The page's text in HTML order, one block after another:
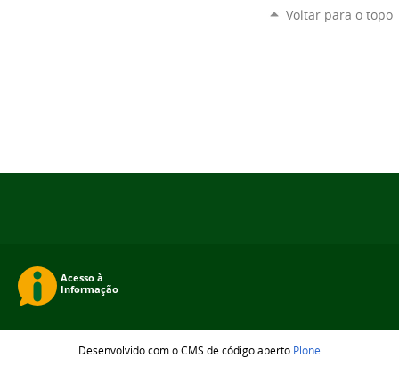
Voltar para o topo
Desenvolvido com o CMS de código aberto Plone